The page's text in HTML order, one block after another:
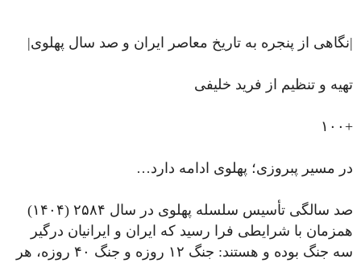
|نگاهی از پنجره به تاریخ معاصر ایران و صد سال پهلوی|
تهیه و تنظیم از فرید خلیفی
+۱۰۰
در مسیر پبروزی؛ پهلوی ادامه دارد…
صد سالگی تأسیس سلسله پهلوی در سال ۲۵۸۴ (۱۴۰۴)
همزمان با شرایطی فرا رسید که ایران و ایرانیان درگیر
سه جنگ بوده و هستند: جنگ ۱۲ روزه و جنگ ۴۰ روزه، هر